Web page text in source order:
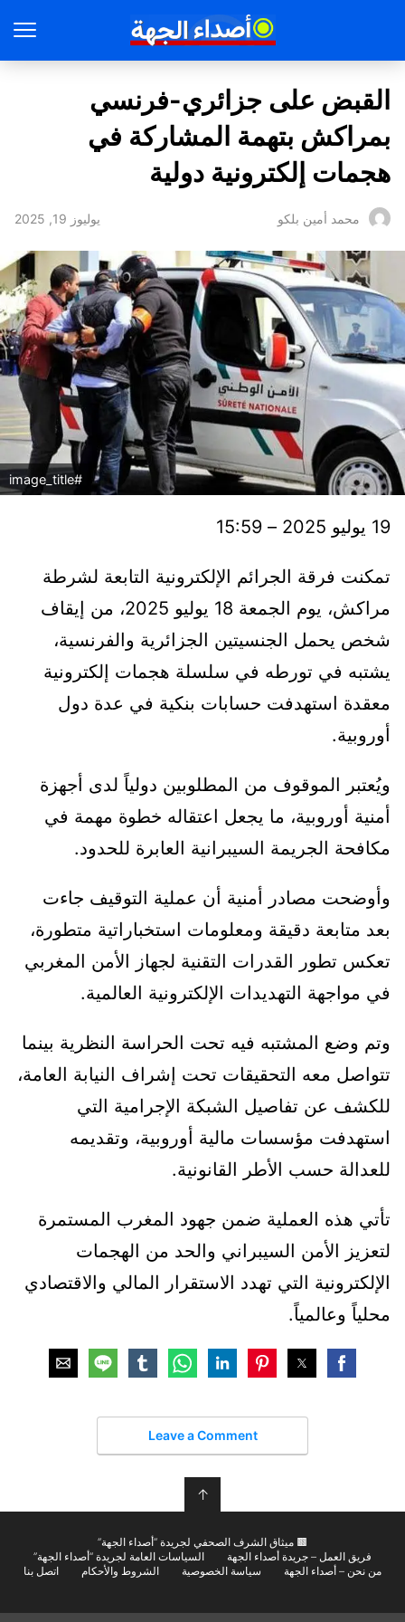
القبض على جزائري-فرنسي
بمراكش بتهمة المشاركة في
هجمات إلكترونية دولية
محمد أمين بلكو يوليوز 19, 2025
#image_title
19 يوليو 2025 – 15:59
تمكنت فرقة الجرائم الإلكترونية التابعة لشرطة
مراكش، يوم الجمعة 18 يوليو 2025، من إيقاف
شخص يحمل الجنسيتين الجزائرية والفرنسية،
يشتبه في تورطه في سلسلة هجمات إلكترونية
معقدة استهدفت حسابات بنكية في عدة دول
أوروبية.
ويُعتبر الموقوف من المطلوبين دولياً لدى أجهزة
أمنية أوروبية، ما يجعل اعتقاله خطوة مهمة في
مكافحة الجريمة السيبرانية العابرة للحدود.
وأوضحت مصادر أمنية أن عملية التوقيف جاءت
بعد متابعة دقيقة ومعلومات استخباراتية متطورة،
تعكس تطور القدرات التقنية لجهاز الأمن المغربي
في مواجهة التهديدات الإلكترونية العالمية.
وتم وضع المشتبه فيه تحت الحراسة النظرية بينما
تتواصل معه التحقيقات تحت إشراف النيابة العامة،
للكشف عن تفاصيل الشبكة الإجرامية التي
استهدفت مؤسسات مالية أوروبية، وتقديمه
للعدالة حسب الأطر القانونية.
تأتي هذه العملية ضمن جهود المغرب المستمرة
لتعزيز الأمن السيبراني والحد من الهجمات
الإلكترونية التي تهدد الاستقرار المالي والاقتصادي
محلياً وعالمياً.
Leave a Comment
↑
🟫 ميثاق الشرف الصحفي لجريدة “أصداء الجهة”
فريق العمل – جريدة أصداء الجهة
السياسات العامة لجريدة “أصداء الجهة”
من نحن – أصداء الجهة
سياسة الخصوصية الشروط والأحكام اتصل بنا